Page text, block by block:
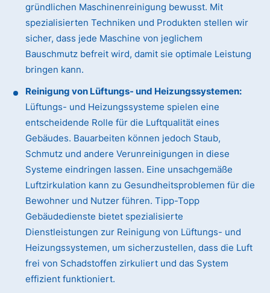
gründlichen Maschinenreinigung bewusst. Mit
spezialisierten Techniken und Produkten stellen wir
sicher, dass jede Maschine von jeglichem
Bauschmutz befreit wird, damit sie optimale Leistung
bringen kann.
Reinigung von Lüftungs- und Heizungssystemen:
Lüftungs- und Heizungssysteme spielen eine
entscheidende Rolle für die Luftqualität eines
Gebäudes. Bauarbeiten können jedoch Staub,
Schmutz und andere Verunreinigungen in diese
Systeme eindringen lassen. Eine unsachgemäße
Luftzirkulation kann zu Gesundheitsproblemen für die
Bewohner und Nutzer führen. Tipp-Topp
Gebäudedienste bietet spezialisierte
Dienstleistungen zur Reinigung von Lüftungs- und
Heizungssystemen, um sicherzustellen, dass die Luft
frei von Schadstoffen zirkuliert und das System
effizient funktioniert.